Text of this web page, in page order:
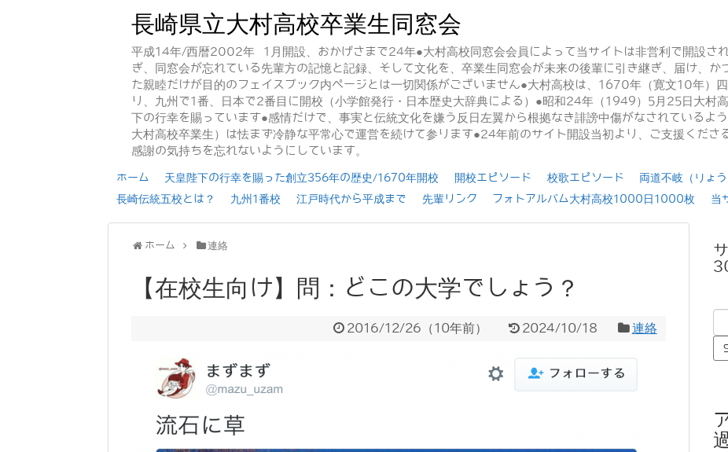
長崎県立大村高校卒業生同窓会
平成14年/西暦2002年 1月開設、おかげさまで24年●大村高校同窓会会員によって当サイトは非営利で開設さ
ぎ、同窓会が忘れている先輩方の記憶と記録、そして文化を、卒業生同窓会が未来の後輩に引き継ぎ、届け、か
た親睦だけが目的のフェイスブック内ページとは一切関係がございません●大村高校は、1670年（寛文10年）
り、九州で1番、日本で2番目に開校（小学館発行・日本歴史大辞典による）●昭和24年（1949）5月25日大村
下の行幸を賜っています●感情だけで、事実と伝統文化を嫌う反日左翼から根拠なき誹謗中傷がなされているよ
大村高校卒業生）は怯まず冷静な平常心で運営を続けて参ります●24年前のサイト開設当初より、ご支援くださ
感謝の気持ちを忘れないようにしています。
ホーム 天皇陛下の行幸を賜った創立356年の歴史/1670年開校 開校エピソード 校歌エピソード 両道不岐（りょ
長崎伝統五校とは？
九州1番校 江戸時代から平成まで 先輩リンク フォトアルバム大村高校1000日1000枚 当
ホーム 連絡
【在校生向け】問：どこの大学でしょう？
2016/12/26 （10年前） 2024/10/18 連絡